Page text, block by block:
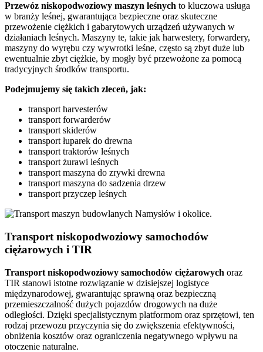
Przewóz niskopodwoziowy maszyn leśnych to kluczowa usługa
w branży leśnej, gwarantująca bezpieczne oraz skuteczne
przewożenie ciężkich i gabarytowych urządzeń używanych w
działaniach leśnych. Maszyny te, takie jak harwestery, forwardery,
maszyny do wyrębu czy wywrotki leśne, często są zbyt duże lub
ewentualnie zbyt ciężkie, by mogły być przewożone za pomocą
tradycyjnych środków transportu.
Podejmujemy się takich zleceń, jak:
transport harvesterów
transport forwarderów
transport skiderów
transport łuparek do drewna
transport traktorów leśnych
transport żurawi leśnych
transport maszyna do zrywki drewna
transport maszyna do sadzenia drzew
transport przyczep leśnych
Transport niskopodwoziowy samochodów
ciężarowych i TIR
Transport niskopodwoziowy samochodów ciężarowych oraz
TIR stanowi istotne rozwiązanie w dzisiejszej logistyce
międzynarodowej, gwarantując sprawną oraz bezpieczną
przemieszczalność dużych pojazdów drogowych na duże
odległości. Dzięki specjalistycznym platformom oraz sprzętowi, ten
rodzaj przewozu przyczynia się do zwiększenia efektywności,
obniżenia kosztów oraz ograniczenia negatywnego wpływu na
otoczenie naturalne.